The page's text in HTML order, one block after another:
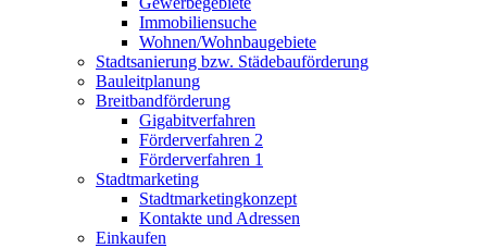
Immobiliensuche
Wohnen/Wohnbaugebiete
Stadtsanierung bzw. Städebauförderung
Bauleitplanung
Breitbandförderung
Gigabitverfahren
Förderverfahren 2
Förderverfahren 1
Stadtmarketing
Stadtmarketingkonzept
Kontakte und Adressen
Einkaufen